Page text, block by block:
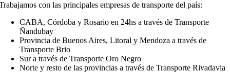
con las principales empresas de transporte del país:
CABA, Córdoba y Rosario en 24hs a través de Transporte
Ñandubay
Provincia de Buenos Aires, Litoral y Mendoza a través de
Transporte Brio
Sur a través de Transporte Oro Negro
Norte y resto de las provincias a través de Transporte Rivadavia